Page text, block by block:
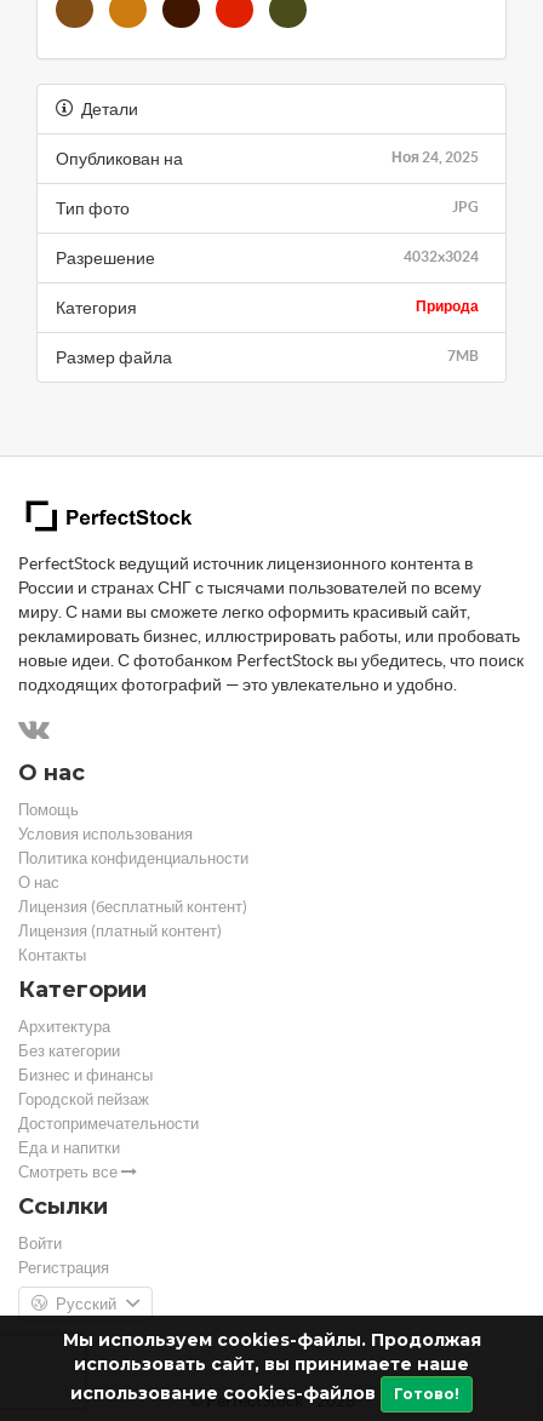
Мы используем cookies-файлы. Продолжая
использовать сайт, вы принимаете наше
использование cookies-файлов
Готово!
Детали
Ноя 24, 2025
Опубликован на
JPG
Тип фото
4032x3024
Разрешение
Природа
Категория
7MB
Размер файла
PerfectStock ведущий источник лицензионного контента в
России и странах СНГ с тысячами пользователей по всему
миру. С нами вы сможете легко оформить красивый сайт,
рекламировать бизнес, иллюстрировать работы, или пробовать
новые идеи. С фотобанком PerfectStock вы убедитесь, что поиск
подходящих фотографий — это увлекательно и удобно.
О нас
Помощь
Условия использования
Политика конфиденциальности
О нас
Лицензия (бесплатный контент)
Лицензия (платный контент)
Контакты
Категории
Архитектура
Без категории
Бизнес и финансы
Городской пейзаж
Достопримечательности
Еда и напитки
Смотреть все
Ссылки
Войти
Регистрация
Русский
© PerfectStock - 2026